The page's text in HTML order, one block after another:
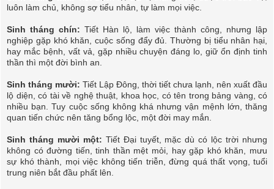
luôn làm chủ, không sợ tiểu nhân, tự làm mọi việc.
Sinh tháng chín: Tiết Hàn lộ, làm việc thành công, nhưng lập
nghiệp gặp khó khăn, cuộc sống đẩy đủ. Thường bị tiểu nhân hại,
hay mắc bệnh, vất vả, gặp nhiều chuyện đáng lo, giữ ổn định tinh
thần thì một đời bình an.
Sinh tháng mười: Tiết Lập Ðông, thời tiết chưa lạnh, nên xuất đầu
lộ diện, có tài về nghệ thuật, khoa học, có tên trong bảng vàng, có
nhiều bạn. Tuy cuộc sống không khá nhưng vận mệnh lớn, thăng
quan tiến chức nên tăng bổng lộc, một đời may mắn.
Sinh tháng mười một: Tiết Ðại tuyết, mặc dù có lộc trời nhưng
không có đường tiến, tinh thần mệt mỏi, hay gặp khó khăn, mưu
sự khó thành, mọi việc không tiến triễn, đừng quá thất vọng, tuổi
trung niên bắt đầu phất lên.